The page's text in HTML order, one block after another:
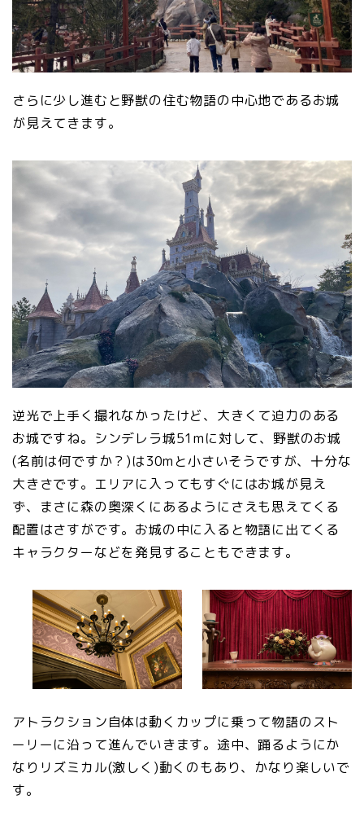
さらに少し進むと野獣の住む物語の中心地であるお城
が見えてきます。
逆光で上手く撮れなかったけど、大きくて迫力のある
お城ですね。シンデレラ城51mに対して、野獣のお城
(名前は何ですか？)は30mと小さいそうですが、十分な
大きさです。エリアに入ってもすぐにはお城が見え
ず、まさに森の奥深くにあるようにさえも思えてくる
配置はさすがです。お城の中に入ると物語に出てくる
キャラクターなどを発見することもできます。
アトラクション自体は動くカップに乗って物語のスト
ーリーに沿って進んでいきます。途中、踊るようにか
なりリズミカル(激しく)動くのもあり、かなり楽しいで
す。